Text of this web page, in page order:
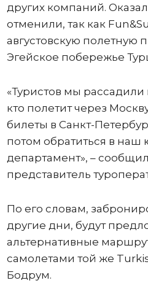
других компаний.
отменили, так как
августовскую полетную
Эгейское побережье
«Туристов мы рассадили
кто полетит через
билеты в Санкт-
потом обратиться в
департамент», –
представитель
По его словам,
другие дни, будут
альтернативные
самолетами той же
Бодрум.